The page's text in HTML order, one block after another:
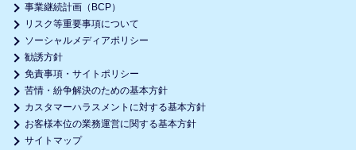
事業継続計画（BCP）
リスク等重要事項について
ソーシャルメディアポリシー
勧誘方針
免責事項・サイトポリシー
苦情・紛争解決のための基本方針
カスタマーハラスメントに対する基本方針
お客様本位の業務運営に関する基本方針
サイトマップ